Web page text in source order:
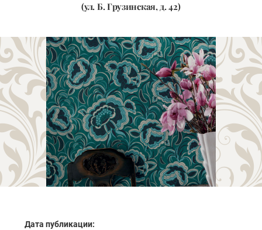
(ул. Б. Грузинская, д. 42)
Дата публикации: